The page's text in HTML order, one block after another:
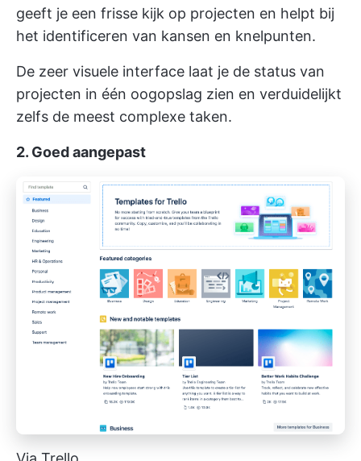
geeft je een frisse kijk op projecten en helpt bij
het identificeren van kansen en knelpunten.
De zeer visuele interface laat je de status van
projecten in één oogopslag zien en verduidelijkt
zelfs de meest complexe taken.
2. Goed aangepast